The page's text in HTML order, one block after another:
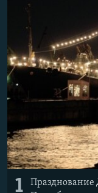
СИБИРЬ.РЕАЛИИ
РАСПИСАНИЕ
ПОДПИШИТЕСЬ
1
Празднование